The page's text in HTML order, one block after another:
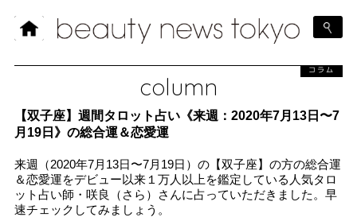
column
コラム
【双子座】週間タロット占い《来週：2020年7月13日〜7
月19日》の総合運＆恋愛運
来週（2020年7月13日〜7月19日）の【双子座】の方の総合運
＆恋愛運をデビュー以来１万人以上を鑑定している人気タロ
ット占い師・咲良（さら）さんに占っていただきました。早
速チェックしてみましょう。